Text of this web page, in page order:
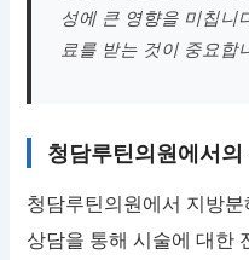
성에 큰 영향을 미칩니
료를 받는 것이 중요합
청담루틴의원에서의
청담루틴의원에서 지방
상담을 통해 시술에 대한